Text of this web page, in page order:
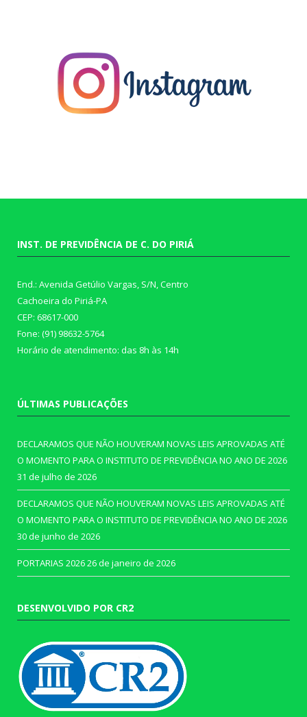
INST. DE PREVIDÊNCIA DE C. DO PIRIÁ
End.: Avenida Getúlio Vargas, S/N, Centro
Cachoeira do Piriá-PA
CEP: 68617-000
Fone: (91) 98632-5764
Horário de atendimento: das 8h às 14h
ÚLTIMAS PUBLICAÇÕES
DECLARAMOS QUE NÃO HOUVERAM NOVAS LEIS APROVADAS ATÉ
O MOMENTO PARA O INSTITUTO DE PREVIDÊNCIA NO ANO DE 2026
31 de julho de 2026
DECLARAMOS QUE NÃO HOUVERAM NOVAS LEIS APROVADAS ATÉ
O MOMENTO PARA O INSTITUTO DE PREVIDÊNCIA NO ANO DE 2026
30 de junho de 2026
PORTARIAS 202626 de janeiro de 2026
DESENVOLVIDO POR CR2